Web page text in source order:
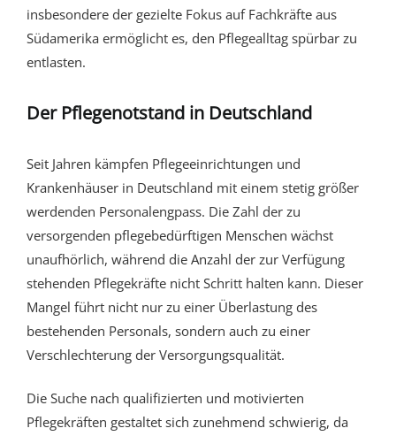
insbesondere der gezielte Fokus auf Fachkräfte aus
Südamerika ermöglicht es, den Pflegealltag spürbar zu
entlasten.
Der Pflegenotstand in Deutschland
Seit Jahren kämpfen Pflegeeinrichtungen und
Krankenhäuser in Deutschland mit einem stetig größer
werdenden Personalengpass. Die Zahl der zu
versorgenden pflegebedürftigen Menschen wächst
unaufhörlich, während die Anzahl der zur Verfügung
stehenden Pflegekräfte nicht Schritt halten kann. Dieser
Mangel führt nicht nur zu einer Überlastung des
bestehenden Personals, sondern auch zu einer
Verschlechterung der Versorgungsqualität.
Die Suche nach qualifizierten und motivierten
Pflegekräften gestaltet sich zunehmend schwierig, da